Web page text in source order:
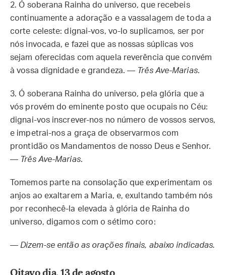
2. Ó soberana Rainha do universo, que recebeis
continuamente a adoração e a vassalagem de toda a
corte celeste: dignai-vos, vo-lo suplicamos, ser por
nós invocada, e fazei que as nossas súplicas vos
sejam oferecidas com aquela reverência que convém
à vossa dignidade e grandeza. — Três Ave-Marias.
3. Ó soberana Rainha do universo, pela glória que a
vós provém do eminente posto que ocupais no Céu:
dignai-vos inscrever-nos no número de vossos servos,
e impetrai-nos a graça de observarmos com
prontidão os Mandamentos de nosso Deus e Senhor.
— Três Ave-Marias.
Tomemos parte na consolação que experimentam os
anjos ao exaltarem a Maria, e, exultando também nós
por reconhecê-la elevada à glória de Rainha do
universo, digamos com o sétimo coro:
— Dizem-se então as orações finais, abaixo indicadas.